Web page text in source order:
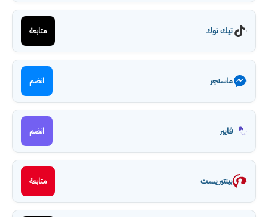
تيك توك متابعة
ماسنجر انضم
فايبر انضم
بينتيريست متابعة